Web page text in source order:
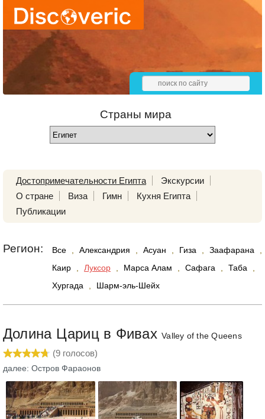
Страны мира
Достопримечательности Египта
Экскурсии
О стране
Виза Гимн
Кухня Египта
Публикации
Регион: Все Александрия Асуан Гиза Заафарана
Каир
Луксор Марcа Алам Сафага Таба
Хургада
Шарм-эль-Шейх
Долина Цариц в ФивахValley of the Queens
(9 голосов)
далее: Остров Фараонов